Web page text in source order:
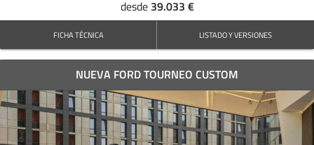
desde 39.033 €
FICHA TÉCNICA LISTADO Y VERSIONES
NUEVA FORD TOURNEO CUSTOM